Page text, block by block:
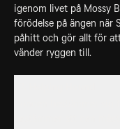
igenom livet på Mossy
förödelse på ängen när
påhitt och gör allt för
vänder ryggen till.